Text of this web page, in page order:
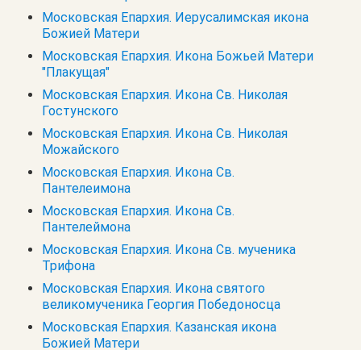
Московская Епархия. Иерусалимская икона
Божией Матери
Московская Епархия. Икона Божьей Матери
"Плакущая"
Московская Епархия. Икона Св. Николая
Гостунского
Московская Епархия. Икона Св. Николая
Можайского
Московская Епархия. Икона Св.
Пантелеимона
Московская Епархия. Икона Св.
Пантелеймона
Московская Епархия. Икона Св. мученика
Трифона
Московская Епархия. Икона святого
великомученика Георгия Победоносца
Московская Епархия. Казанская икона
Божией Матери